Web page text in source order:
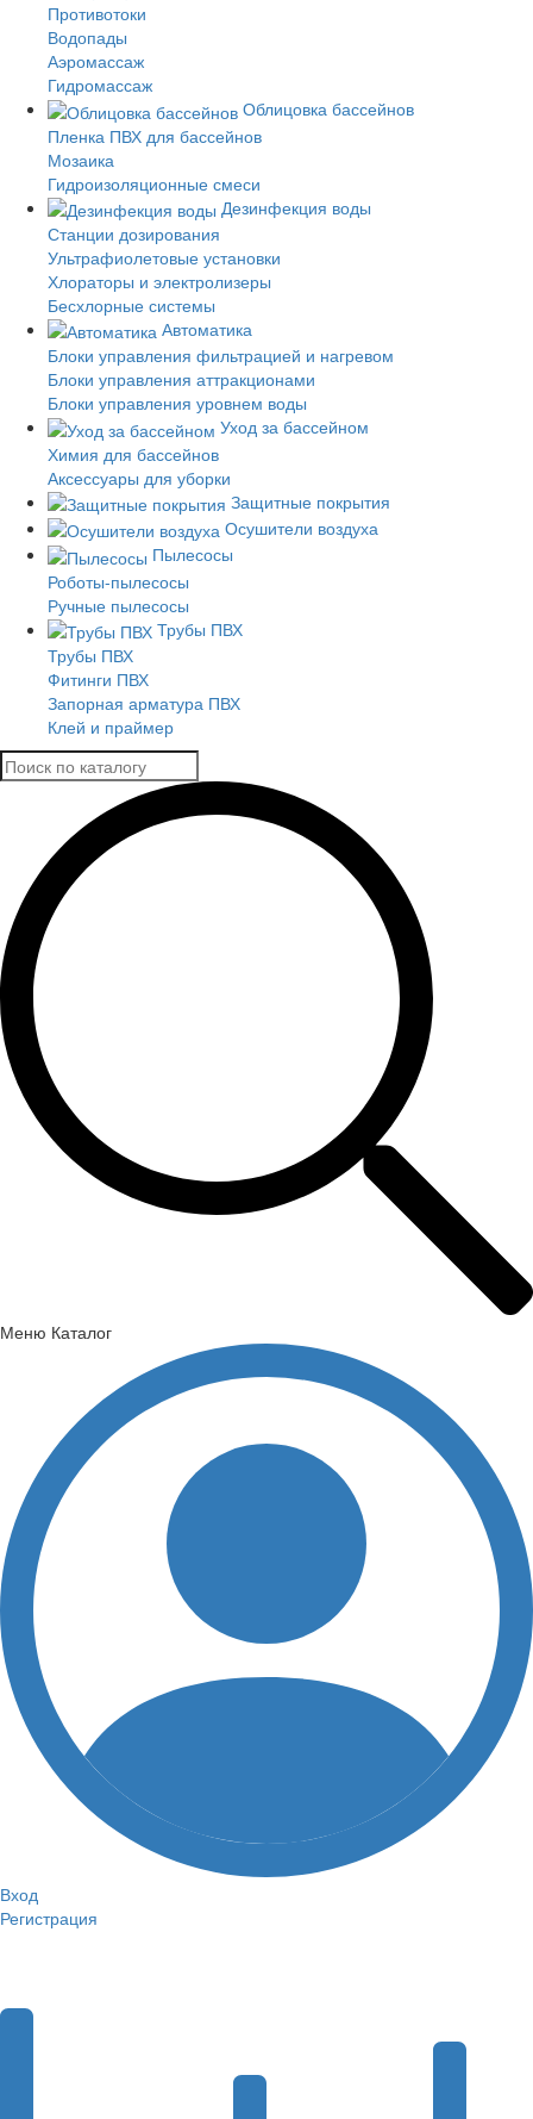
Противотоки
Водопады
Аэромассаж
Гидромассаж
Облицовка бассейнов
Пленка ПВХ для бассейнов
Мозаика
Гидроизоляционные смеси
Дезинфекция воды
Станции дозирования
Ультрафиолетовые установки
Хлораторы и электролизеры
Бесхлорные системы
Автоматика
Блоки управления фильтрацией и нагревом
Блоки управления аттракционами
Блоки управления уровнем воды
Уход за бассейном
Химия для бассейнов
Аксессуары для уборки
Защитные покрытия
Осушители воздуха
Пылесосы
Роботы-пылесосы
Ручные пылесосы
Трубы ПВХ
Трубы ПВХ
Фитинги ПВХ
Запорная арматура ПВХ
Клей и праймер
Меню Каталог
Вход
Регистрация